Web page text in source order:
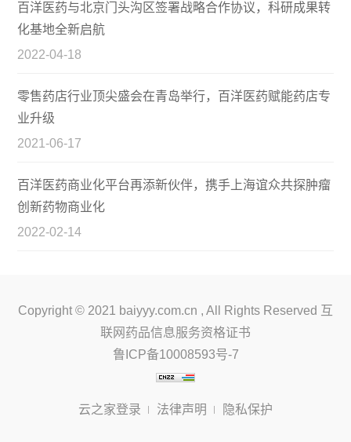
百洋医药与北京门头沟区签署战略合作协议，科研成果转
化基地全新启航
2022-04-18
零售药店行业顶尖盛会在青岛举行，百洋医药赋能药店专
业升级
2021-06-17
百洋医药商业化平台再添新伙伴，携手上海谊众共探肿瘤
创新药物商业化
2022-02-14
Copyright © 2021 baiyyy.com.cn , All Rights Reserved 互
联网药品信息服务资格证书
鲁ICP备10008593号-7
云之家登录 法律声明 隐私保护